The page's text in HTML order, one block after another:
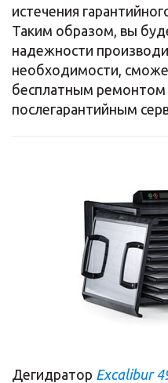
истечения
Таким образом, вы
надежности
необходимости,
бесплатным ремонтом
послегарантийным
Дегидратор Excalibur